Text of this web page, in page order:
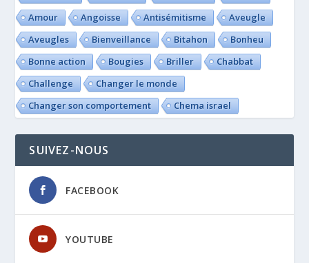
Amour
Angoisse Antisémitisme
Aveugle
Aveugles
Bienveillance Bitahon
Bonheu
Bonne action
Bougies Briller
Chabbat
Challenge
Changer le monde
Changer son comportement
Chema israel
SUIVEZ-NOUS
FACEBOOK
YOUTUBE